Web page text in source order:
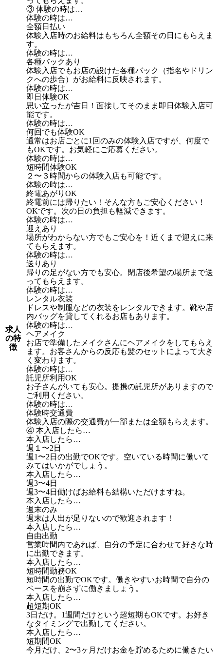
求人
の特
徴
③ 体験の時は…
体験の時は…
全額日払い
体験入店時のお給料はもちろん全額その日にもらえま
す。
体験の時は…
各種バックあり
体験入店でもお店の設けた各種バック（指名やドリン
クへの歩合）がお給料に反映されます。
体験の時は…
即日体験OK
思い立ったが吉日！面接してそのまま即日体験入店可
能です。
体験の時は…
何回でも体験OK
通常はお店ごとに1回のみの体験入店ですが、何度で
もOKです。お気軽にご応募ください。
体験の時は…
短時間体験OK
２〜３時間からの体験入店も可能です。
体験の時は…
終電あがりOK
終電前には帰りたい！そんな方もご安心ください！
OKです。次の日の負担も軽減できます。
体験の時は…
迎えあり
場所がわからない方でもご安心を！近くまで迎えに来
てもらえます。
体験の時は…
送りあり
帰りの足がない方でも安心。閉店後希望の場所まで送
ってもらえます。
体験の時は…
レンタル衣装
ドレスや制服などの衣装をレンタルできます。靴や店
内バッグを貸してくれるお店もあります。
体験の時は…
ヘアメイク
お店で準備したメイクさんにヘアメイクをしてもらえ
ます。お客さんからの反応も髪のセットによって大き
く変わります。
体験の時は…
託児所利用OK
お子さんがいても安心。提携の託児所がありますので
ご利用ください。
体験の時は…
体験時交通費
体験入店の際の交通費が一部または全額もらえます。
④ 本入店したら…
本入店したら…
週１〜2日
週1〜2日の出勤でOKです。空いている時間に働いて
みてはいかがでしょう。
本入店したら…
週3〜4日
週3〜4日働けばお給料も結構いただけますね。
本入店したら…
週末のみ
週末は人出が足りないので歓迎されます！
本入店したら…
自由出勤
営業時間内であれば、自分の予定に合わせて好きな時
に出勤できます。
本入店したら…
短時間勤務OK
短時間の出勤でOKです。働きやすいお時間で自分の
ペースを崩さずに働きましょう。
本入店したら…
超短期OK
3日だけ。1週間だけという超短期もOKです。お好き
なタイミングで出勤してください。
本入店したら…
短期間OK
今月だけ、2〜3ヶ月だけお金を貯めるために働きたい